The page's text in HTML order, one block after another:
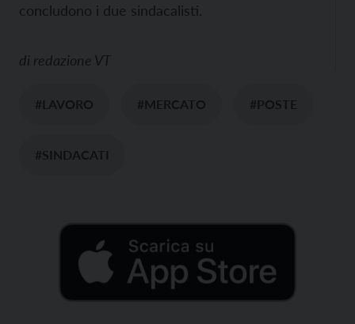
concludono i due sindacalisti.
di redazione VT
#LAVORO #MERCATO #POSTE
#SINDACATI